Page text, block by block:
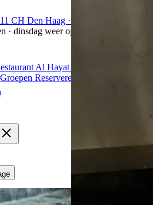
CH Den Haag · tegenover Q-Park
· dinsdag weer open vanaf 14:00
Al Hayat home
Groepen Reserveren